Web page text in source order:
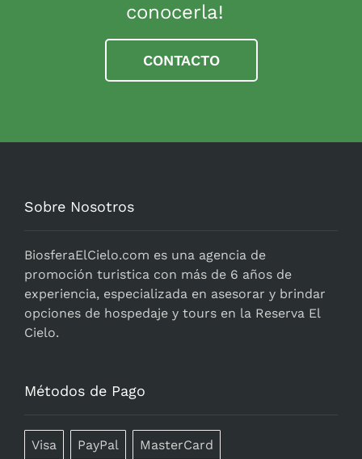
conocerla!
CONTACTO
Sobre Nosotros
BiosferaElCielo.com es una agencia de
promoción turistica con más de 6 años de
experiencia, especializada en asesorar y brindar
opciones de hospedaje y tours en la Reserva El
Cielo.
Métodos de Pago
Visa PayPal MasterCard